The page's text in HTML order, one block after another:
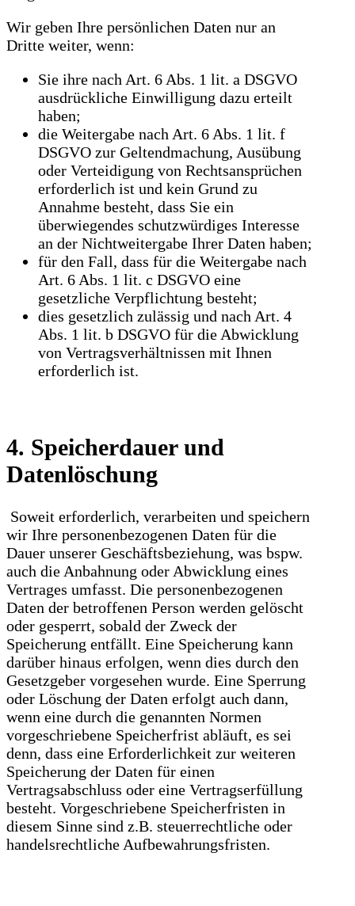
Wir geben Ihre persönlichen Daten nur an
Dritte weiter, wenn:
Sie ihre nach Art. 6 Abs. 1 lit. a DSGVO
ausdrückliche Einwilligung dazu erteilt
haben;
die Weitergabe nach Art. 6 Abs. 1 lit. f
DSGVO zur Geltendmachung, Ausübung
oder Verteidigung von Rechtsansprüchen
erforderlich ist und kein Grund zu
Annahme besteht, dass Sie ein
überwiegendes schutzwürdiges Interesse
an der Nichtweitergabe Ihrer Daten haben;
für den Fall, dass für die Weitergabe nach
Art. 6 Abs. 1 lit. c DSGVO eine
gesetzliche Verpflichtung besteht;
dies gesetzlich zulässig und nach Art. 4
Abs. 1 lit. b DSGVO für die Abwicklung
von Vertragsverhältnissen mit Ihnen
erforderlich ist.
4. Speicherdauer und
Datenlöschung
Soweit erforderlich, verarbeiten und speichern
wir Ihre personenbezogenen Daten für die
Dauer unserer Geschäftsbeziehung, was bspw.
auch die Anbahnung oder Abwicklung eines
Vertrages umfasst. Die personenbezogenen
Daten der betroffenen Person werden gelöscht
oder gesperrt, sobald der Zweck der
Speicherung entfällt. Eine Speicherung kann
darüber hinaus erfolgen, wenn dies durch den
Gesetzgeber vorgesehen wurde. Eine Sperrung
oder Löschung der Daten erfolgt auch dann,
wenn eine durch die genannten Normen
vorgeschriebene Speicherfrist abläuft, es sei
denn, dass eine Erforderlichkeit zur weiteren
Speicherung der Daten für einen
Vertragsabschluss oder eine Vertragserfüllung
besteht. Vorgeschriebene Speicherfristen in
diesem Sinne sind z.B. steuerrechtliche oder
handelsrechtliche Aufbewahrungsfristen.